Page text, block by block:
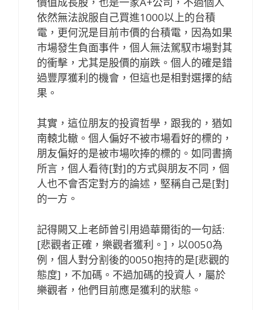
依然無法說服自己買進1000以上的台積
電，更何況是目前市價的台積電，因為如果
市場發生負面事件，個人無法駕馭市場對其
的衝擊，尤其是股價的崩跌。個人的確是錯
過豐厚獲利的機會，但這也是相對選擇的結
果。
其實，這位朋友的投資哲學，跟我的，猶如
南轅北轍。個人偏好不被市場看好的標的，
朋友偏好的是被市場吹捧的標的。如同書摘
所言，個人看待[對]的方式與朋友不同，個
人也不會否定對方的論述，堅稱自己是[對]
的一方。
記得闕又上老師曾引用過華爾街的一句話:
[悲觀者正確，樂觀者獲利。]，以0050為
例，個人對分割後的0050抱持的是[悲觀的
態度]，不加碼。不過加碼的投資人，屬於
樂觀者，他們目前應是獲利的狀態。